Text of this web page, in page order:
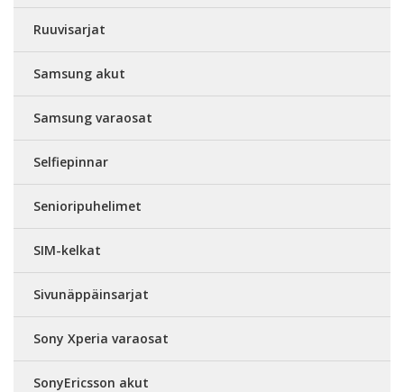
Ruuvisarjat
Samsung akut
Samsung varaosat
Selfiepinnar
Senioripuhelimet
SIM-kelkat
Sivunäppäinsarjat
Sony Xperia varaosat
SonyEricsson akut